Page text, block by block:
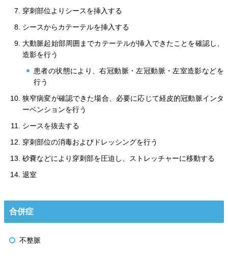
穿刺部位よりシースを挿入する
シースからカテーテルを挿入する
大動脈起始部周囲までカテーテルが挿入できたことを確認し、
造影を行う
患者の状態により、右冠動脈・左冠動脈・左室造影などを
行う
狭窄病変が確認できた場合、必要に応じて経皮的冠動脈インタ
ーベンションを行う
シースを抜去する
穿刺部位の消毒およびドレッシングを行う
砂嚢などにより穿刺部を圧迫し、ストレッチャーに移動する
退室
合併症
不整脈